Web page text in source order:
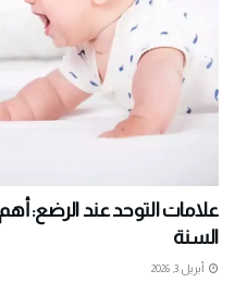
علامات التوحد عند الرضع:
السنة
أبريل 3, 2026